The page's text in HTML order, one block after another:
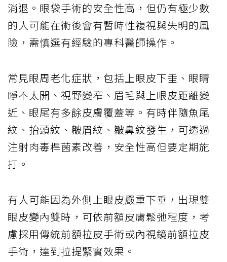
消退。眼袋手術的安全性高，但仍有極少數
的人可能在術後會有暫時性複視與失明的風
險，需慎選有經驗的專科醫師操作。
常見眼周老化症狀，包括上眼皮下垂、眼睛
睜不太開、視野變窄、眉毛與上眼皮距離變
近、眼尾有多餘皮膚覆蓋等。有時伴隨魚尾
紋、抬頭紋、皺眉紋、皺鼻紋發生，可透過
注射肉毒桿菌素改善，安全性高但要定期施
打。
有人可能因為外側上眼皮嚴重下垂，出現雙
眼皮變內雙時，可依前額皮膚鬆弛程度，考
慮採用傳統前額拉皮手術或內視鏡前額拉皮
手術，達到拉提緊實效果。